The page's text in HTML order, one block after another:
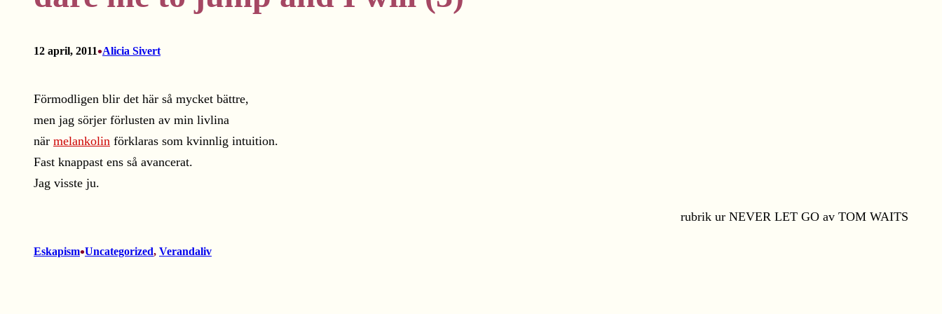
12 april, 2011•Alicia Sivert
Förmodligen blir det här så mycket bättre,
men jag sörjer förlusten av min livlina
när melankolin förklaras som kvinnlig intuition.
Fast knappast ens så avancerat.
Jag visste ju.
rubrik ur NEVER LET GO av TOM WAITS
Eskapism•Uncategorized, Verandaliv